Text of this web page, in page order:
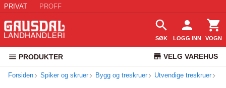
PRIVAT PROFF
SØK LOGG INN VOGN
PRODUKTER VELG VAREHUS
KUNDESERVICE
Forsiden Spiker og skruer Bygg og treskruer Utvendige treskruer